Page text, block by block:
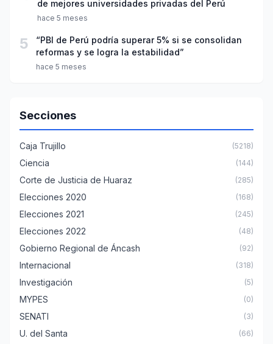
de mejores universidades privadas del Perú
hace 5 meses
5
“PBI de Perú podría superar 5% si se consolidan
reformas y se logra la estabilidad”
hace 5 meses
Secciones
Caja Trujillo (5218)
Ciencia (144)
Corte de Justicia de Huaraz (285)
Elecciones 2020 (168)
Elecciones 2021 (245)
Elecciones 2022 (48)
Gobierno Regional de Áncash (92)
Internacional (318)
Investigación (5)
MYPES (0)
SENATI (3)
U. del Santa (66)